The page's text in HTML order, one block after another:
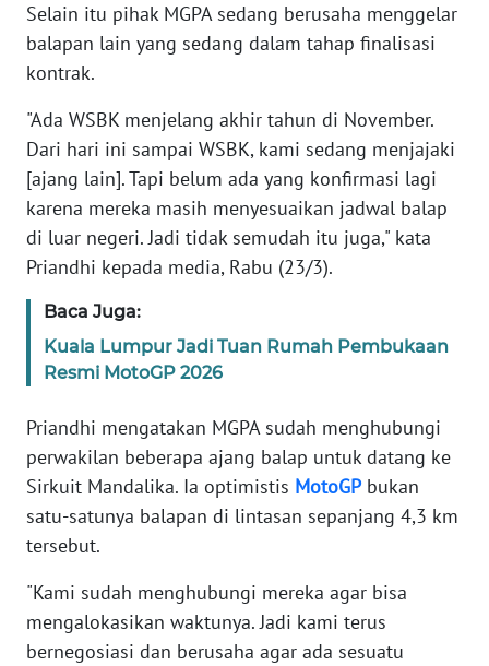
Selain itu pihak MGPA sedang berusaha menggelar
balapan lain yang sedang dalam tahap finalisasi
kontrak.
"Ada WSBK menjelang akhir tahun di November.
Dari hari ini sampai WSBK, kami sedang menjajaki
[ajang lain]. Tapi belum ada yang konfirmasi lagi
karena mereka masih menyesuaikan jadwal balap
di luar negeri. Jadi tidak semudah itu juga," kata
Priandhi kepada media, Rabu (23/3).
Baca Juga:
Kuala Lumpur Jadi Tuan Rumah Pembukaan
Resmi MotoGP 2026
Priandhi mengatakan MGPA sudah menghubungi
perwakilan beberapa ajang balap untuk datang ke
Sirkuit Mandalika. Ia optimistis MotoGPbukan
satu-satunya balapan di lintasan sepanjang 4,3 km
tersebut.
"Kami sudah menghubungi mereka agar bisa
mengalokasikan waktunya. Jadi kami terus
bernegosiasi dan berusaha agar ada sesuatu
WN
JAKARTA
WN
JABAR
WN
NTT
WN
KEPRI
PAPUA
WN
PAPUA
WN
RIAU